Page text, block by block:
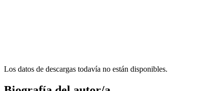
Los datos de descargas todavía no están disponibles.